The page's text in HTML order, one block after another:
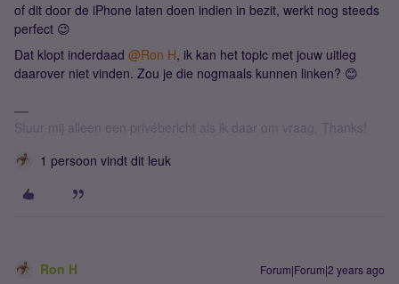
of dit door de iPhone laten doen indien in bezit, werkt nog steeds
perfect 😉
Dat klopt inderdaad @Ron H, ik kan het topic met jouw uitleg
daarover niet vinden. Zou je die nogmaals kunnen linken? 😊
Stuur mij alleen een privébericht als ik daar om vraag. Thanks!
1 persoon vindt dit leuk
Ron H Forum|Forum|2 years ago